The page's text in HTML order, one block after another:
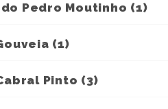
Pedro Moutinho (1)
(1)
Pinto (3)